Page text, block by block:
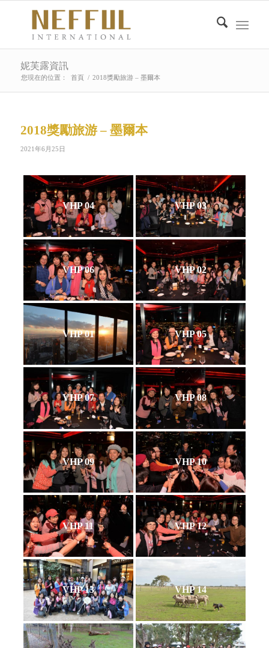
妮芙露資訊
您現在的位置： 首頁 / 2018獎勵旅游 – 墨爾本
2018獎勵旅游 – 墨爾本
2021年6月25日
VHP 04 VHP 03
VHP 06 VHP 02
VHP 01 VHP 05
VHP 07 VHP 08
VHP 09 VHP 10
VHP 11 VHP 12
VHP 13 VHP 14